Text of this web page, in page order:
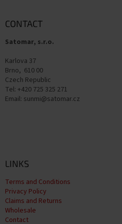
CONTACT
Satomar, s.r.o.
Karlova 37
Brno, 610 00
Czech Republic
Tel: +420 725 325 271
Email: sunmi@satomar.cz
LINKS
Terms and Conditions
Privacy Policy
Claims and Returns
Wholesale
Contact